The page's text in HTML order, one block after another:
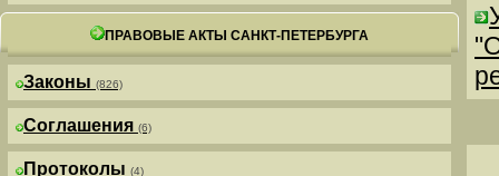
ПРАВОВЫЕ АКТЫ САНКТ-ПЕТЕРБУРГА
Законы (826)
Соглашения (6)
Протоколы (4)